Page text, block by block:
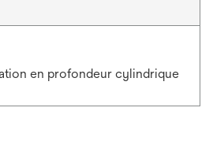
en profondeur cylindrique